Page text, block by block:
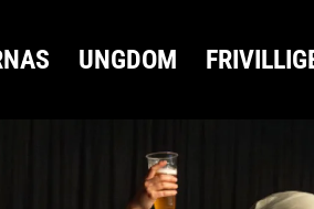
UNGDOM